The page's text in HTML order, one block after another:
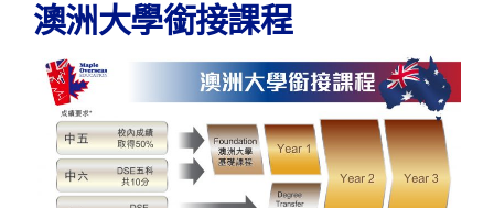
澳洲大學銜接課程